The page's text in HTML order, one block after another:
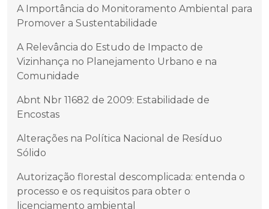
A Importância do Monitoramento Ambiental para
Promover a Sustentabilidade
A Relevância do Estudo de Impacto de
Vizinhança no Planejamento Urbano e na
Comunidade
Abnt Nbr 11682 de 2009: Estabilidade de
Encostas
Alterações na Política Nacional de Resíduo
Sólido
Autorização florestal descomplicada: entenda o
processo e os requisitos para obter o
licenciamento ambiental